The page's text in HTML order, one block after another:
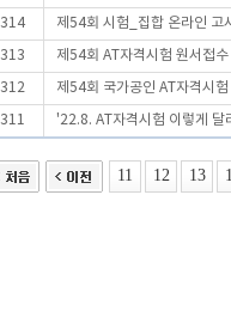
314 제54회 시험_집합 온라인 고
313 제54회 AT자격시험 원서접
312 제54회 국가공인 AT자격시
311 '22.8. AT자격시험 이렇게 달
11 12 13